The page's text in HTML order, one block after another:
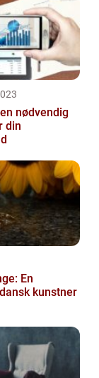
nødvendig
din
En
kunstner